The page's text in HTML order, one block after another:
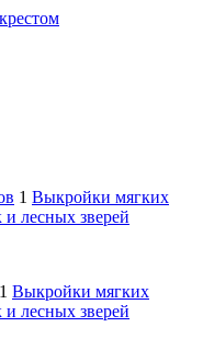
1 Выкройки мягких
лесных зверей
1 Выкройки мягких
лесных зверей